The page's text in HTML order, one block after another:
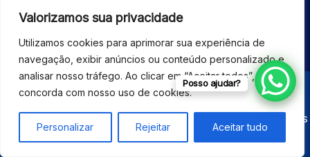
Valorizamos sua privacidade
Utilizamos cookies para aprimorar sua experiência de
navegação, exibir anúncios ou conteúdo personalizado e
analisar nosso tráfego. Ao clicar em “Aceitar todos”, você
concorda com nosso uso de cookies.
Personalizar Rejeitar Aceitar tudo
(62) 98610-7777
© 2026 - ASSISTÊNCIA TÉCNICA ESPECIALIZADA
EQUIPAMENTOS BRUKER - Todos os direitos reservados
Posso ajudar?